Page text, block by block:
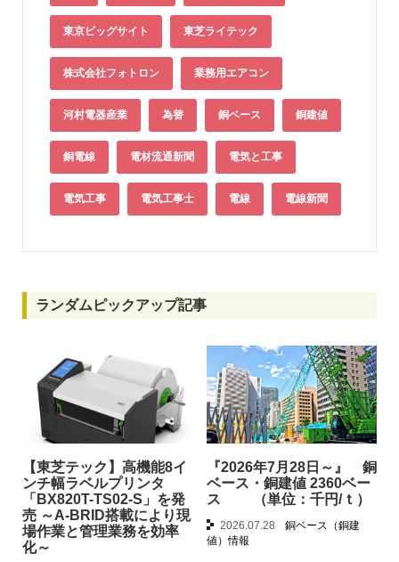
東京ビッグサイト 東芝ライテック
株式会社フォトロン 業務用エアコン
河村電器産業 為替 銅ベース 銅建値
銅電線 電材流通新聞 電気と工事
電気工事 電気工事士 電線 電線新聞
ランダムピックアップ記事
【東芝テック】高機能8イ
ンチ幅ラベルプリンタ
「BX820T-TS02-S」を発
売 ～A-BRID搭載により現
場作業と管理業務を効率
化～
『2026年7月28日～』 銅
ベース・銅建値 2360ベー
ス （単位：千円/ｔ）
2026.07.28
銅ベース（銅建
値）情報